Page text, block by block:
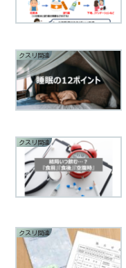
クスリ関連
クスリ関連
クスリ関連